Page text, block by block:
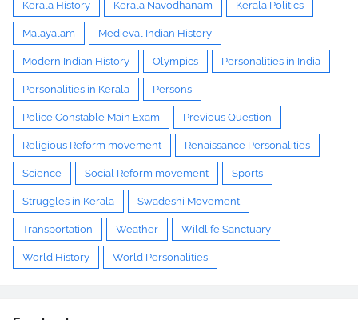
Kerala History Kerala Navodhanam Kerala Politics
Malayalam Medieval Indian History
Modern Indian History Olympics Personalities in India
Personalities in Kerala Persons
Police Constable Main Exam Previous Question
Religious Reform movement Renaissance Personalities
Science Social Reform movement Sports
Struggles in Kerala Swadeshi Movement
Transportation Weather Wildlife Sanctuary
World History World Personalities